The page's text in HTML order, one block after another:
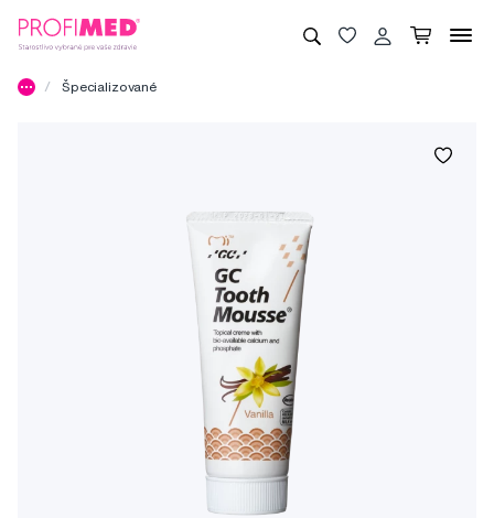
Špecializované